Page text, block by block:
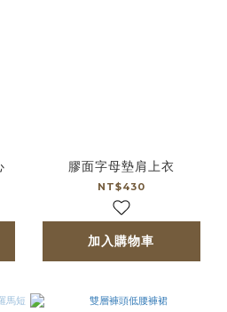
膠面字母墊肩上衣
NT$430
加入購物車